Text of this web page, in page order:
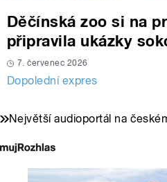
Děčínská zoo si na
připravila ukázky
7. červenec 2026
Dopolední expres
Největší audioportál na